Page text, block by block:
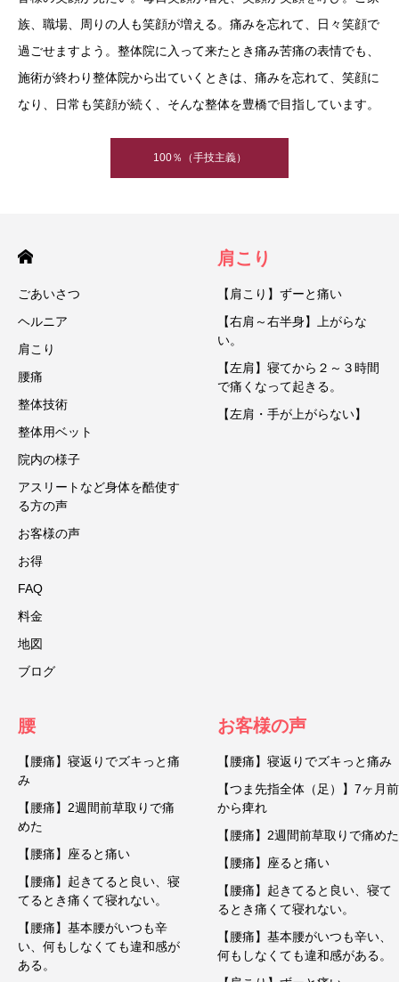
族、職場、周りの人も笑顔が増える。痛みを忘れて、日々笑顔で
過ごせますよう。整体院に入って来たとき痛み苦痛の表情でも、
施術が終わり整体院から出ていくときは、痛みを忘れて、笑顔に
なり、日常も笑顔が続く、そんな整体を豊橋で目指しています。
100％（手技主義）
ごあいさつ
ヘルニア
肩こり
腰痛
整体技術
整体用ベット
院内の様子
アスリートなど身体を酷使す
る方の声
お客様の声
お得
FAQ
料金
地図
ブログ
肩こり
【肩こり】ずーと痛い
【右肩～右半身】上がらな
い。
【左肩】寝てから２～３時間
で痛くなって起きる。
【左肩・手が上がらない】
腰
【腰痛】寝返りでズキっと痛
み
【腰痛】2週間前草取りで痛
めた
【腰痛】座ると痛い
【腰痛】起きてると良い、寝
てるとき痛くて寝れない。
【腰痛】基本腰がいつも辛
い、何もしなくても違和感が
ある。
お客様の声
【腰痛】寝返りでズキっと痛み
【つま先指全体（足）】7ヶ月前
から痺れ
【腰痛】2週間前草取りで痛めた
【腰痛】座ると痛い
【腰痛】起きてると良い、寝て
るとき痛くて寝れない。
【腰痛】基本腰がいつも辛い、
何もしなくても違和感がある。